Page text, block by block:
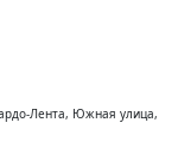
Лента, Южная улица,